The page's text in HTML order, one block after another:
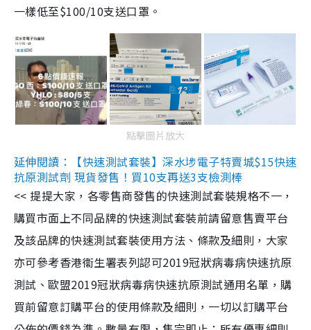
一樣低至$100/10支送口罩。
點擊圖片放大
延伸閱讀：【快速測試套裝】深水埗電子特賣城$15快速
抗原測試劑 現貨發售！買10支再送3支檢測棒
<< 提提大家，各零售商發售的快速測試套裝規格不一，
購買市面上不同品牌的快速測試套裝前請留意售賣平台
及該品牌的快速測試套裝使用方法、條款及細則，大家
亦可參考香港衞生署表列認可2019冠狀病毒病快速抗原
測試、歐盟2019冠狀病毒病快速抗原測試通用名單，購
買前留意訂購平台的使用條款及細則，一切以訂購平台